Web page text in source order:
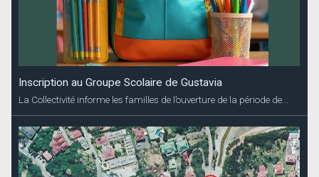
Inscription au Groupe Scolaire de Gustavia
La Collectivité informe les familles de l’ouverture de la période de...